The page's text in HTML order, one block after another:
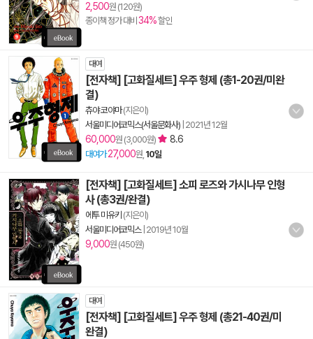
2,500원 (120원)
종이책 정가 대비 34%할인
대여
[전자책] [고화질세트] 우주 형제 (총1-20권/미완
결)
츄야 코야마(지은이)
서울미디어코믹스(서울문화사) 2021년 12월
60,000원 (3,000원) 8.6
대여가 27,000원, 10일
[전자책] [고화질세트] 소피 로즈와 가시나무 인형
사 (총3권/완결)
에투 미유키 (지은이)
서울미디어코믹스| 2019년 10월
9,000원 (450원)
대여
[전자책] [고화질세트] 우주 형제 (총21-40권/미
완결)